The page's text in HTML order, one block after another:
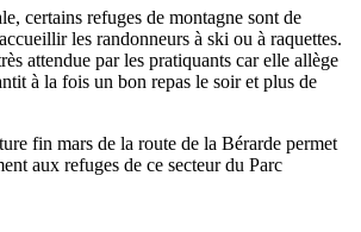
certains refuges de montagne sont de
les randonneurs à ski ou à raquettes.
attendue par les pratiquants car elle allège
à la fois un bon repas le soir et plus de
fin mars de la route de la Bérarde permet
aux refuges de ce secteur du Parc